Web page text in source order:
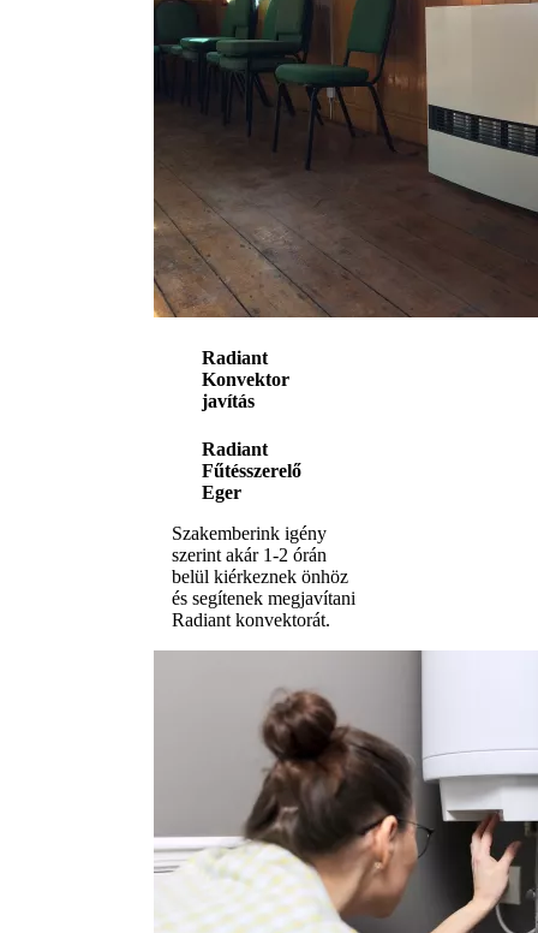
Radiant
Konvektor
javítás
Radiant
Fűtésszerelő
Eger
Szakemberink igény
szerint akár 1-2 órán
belül kiérkeznek önhöz
és segítenek megjavítani
Radiant konvektorát.